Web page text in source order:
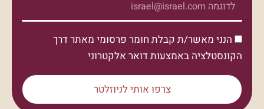
הנני מאשר/ת קבלת חומר פרסומי מאתר דרך
הקונסטלציה באמצעות דואר אלקטרוני
צרפו אותי לניוזלטר